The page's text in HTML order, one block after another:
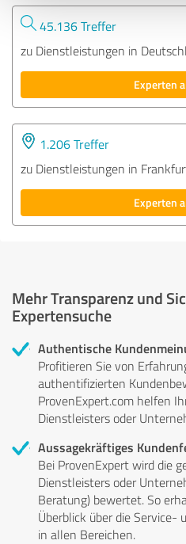
45.136 Treffer
zu Dienstleistungen in
Experten
1.206 Treffer
zu Dienstleistungen in
Experten
Mehr Transparenz und
Expertensuche
Authentische
Profitieren Sie von
authentifizierten
ProvenExpert.com helfen
Dienstleisters oder
Aussagekräftiges
Bei ProvenExpert wird die
Dienstleisters oder
Beratung) bewertet. So
Überblick über die
in allen Bereichen.